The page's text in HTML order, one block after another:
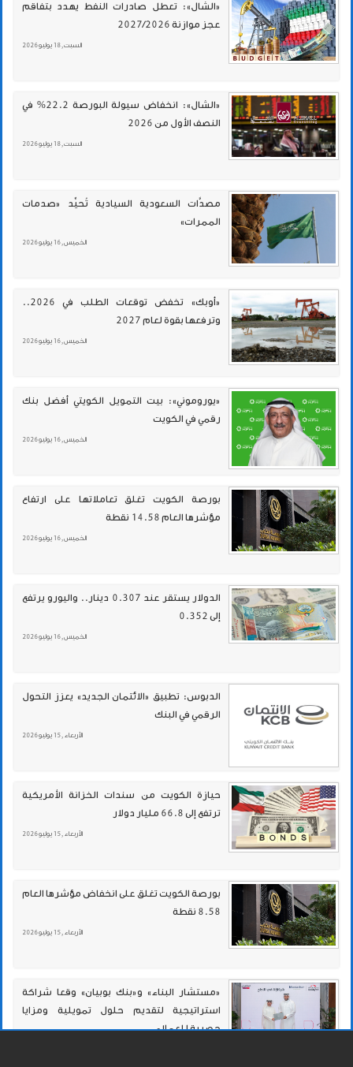
«الشال»: تعطل صادرات النفط يهدد بتفاقم
عجز موازنة 2027/2026
السبت , 18 يوليو 2026
«الشال»: انخفاض سيولة البورصة 22.2% في
النصف الأول من 2026
السبت , 18 يوليو 2026
مصدَّات السعودية السيادية تُحيِّد «صدمات
الممرات»
الخميس , 16 يوليو 2026
«أوبك» تخفض توقعات الطلب في 2026..
وترفعها بقوة لعام 2027
الخميس , 16 يوليو 2026
«يوروموني»: بيت التمويل الكويتي أفضل بنك
رقمي في الكويت
الخميس , 16 يوليو 2026
بورصة الكويت تغلق تعاملاتها على ارتفاع
مؤشرها العام 14.58 نقطة
الخميس , 16 يوليو 2026
الدولار يستقر عند 0.307 دينار.. واليورو يرتفع
إلى 0.352
الخميس , 16 يوليو 2026
الدبوس: تطبيق «الائتمان الجديد» يعزز التحول
الرقمي في البنك
الأربعاء , 15 يوليو 2026
حيازة الكويت من سندات الخزانة الأمريكية
ترتفع إلى 66.8 مليار دولار
الأربعاء , 15 يوليو 2026
بورصة الكويت تغلق على انخفاض مؤشرها العام
8.58 نقطة
الأربعاء , 15 يوليو 2026
«مستشار البناء» و«بنك بوبيان» وقعا شراكة
استراتيجية لتقديم حلول تمويلية ومزايا
حصرية للعملاء